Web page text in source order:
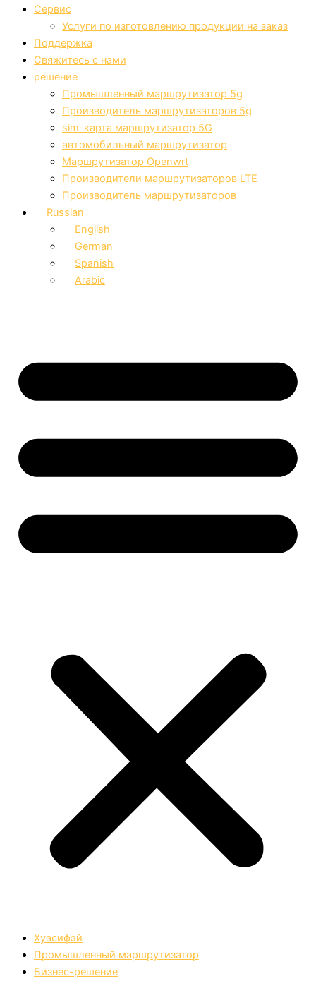
Сервис
Услуги по изготовлению продукции на заказ
Поддержка
Свяжитесь с нами
решение
Промышленный маршрутизатор 5g
Производитель маршрутизаторов 5g
sim-карта маршрутизатор 5G
автомобильный маршрутизатор
Маршрутизатор Openwrt
Производители маршрутизаторов LTE
Производитель маршрутизаторов
Russian
English
German
Spanish
Arabic
Хуасифэй
Промышленный маршрутизатор
Бизнес-решение